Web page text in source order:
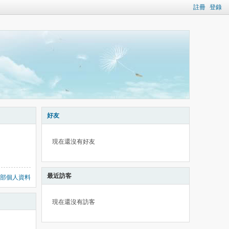
註冊 登錄
個人資料
好友
現在還沒有好友
最近訪客
現在還沒有訪客